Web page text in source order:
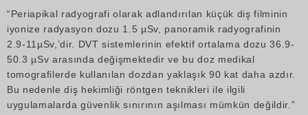
“Periapikal radyografi olarak adlandırılan küçük diş filminin
iyonize radyasyon dozu 1.5 µSv, panoramik radyografinin
2.9-11µSv,’dir. DVT sistemlerinin efektif ortalama dozu 36.9-
50.3 µSv arasında değişmektedir ve bu doz medikal
tomografilerde kullanılan dozdan yaklaşık 90 kat daha azdır.
Bu nedenle diş hekimliği röntgen teknikleri ile ilgili
uygulamalarda güvenlik sınırının aşılması mümkün değildir.”